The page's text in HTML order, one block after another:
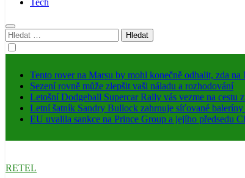
Vyhledávání
Tento rover na Marsu by mohl konečně odhalit, zda
Sezení rovně může zlepšit vaši náladu a rozhodování
Letošní Dodgeball Supercar Rally vás vezme na cestu
Letní šatník Sandry Bullock zahrnuje síťované
EU uvalila sankce na Prince Group a jejího předsedu
RETEL